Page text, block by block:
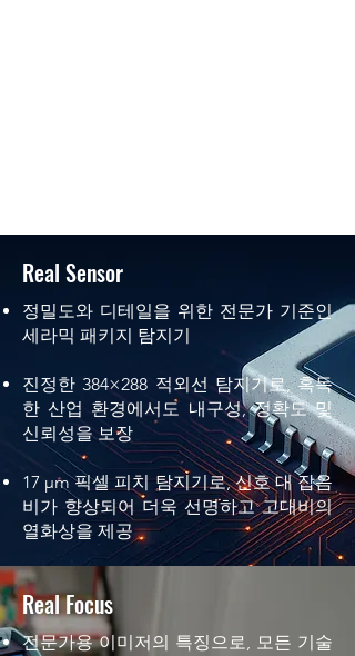
Real Sensor
정밀도와 디테일을 위한 전문가 기준인
세라믹 패키지 탐지기
진정한 384×288 적외선 탐지기로, 혹독
한 산업 환경에서도 내구성, 정확도 및
신뢰성을 보장
17 µm 픽셀 피치 탐지기로, 신호 대 잡음
비가 향상되어 더욱 선명하고 고대비의
열화상을 제공
Real Focus
전문가용 이미저의 특징으로, 모든 기술